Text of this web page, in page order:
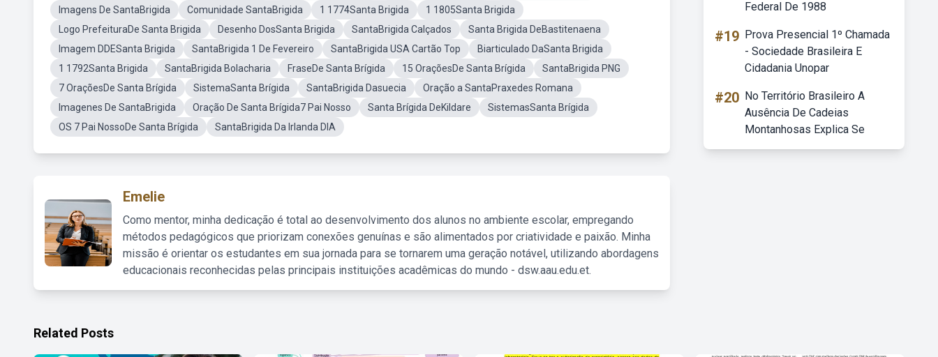
Imagens De SantaBrigida
Comunidade SantaBrigida 1 1774Santa Brigida
1 1805Santa Brigida
Logo PrefeituraDe Santa Brigida
Desenho DosSanta Brigida SantaBrigida Calçados
Santa Brigida DeBastitenaena
Imagem DDESanta Brigida
SantaBrigida 1 De Fevereiro SantaBrigida USA Cartão Top
Biarticulado DaSanta Brigida
1 1792Santa Brigida
SantaBrigida Bolacharia FraseDe Santa Brígida 15 OraçõesDe Santa Brígida
SantaBrigida PNG
7 OraçõesDe Santa Brígida
SistemaSanta Brígida SantaBrigida Dasuecia
Oração a SantaPraxedes Romana
Imagenes De SantaBrigida
Oração De Santa Brígida7 Pai Nosso Santa Brígida DeKildare
SistemasSanta Brígida
OS 7 Pai NossoDe Santa Brígida
SantaBrigida Da Irlanda DIA
Emelie
Como mentor, minha dedicação é total ao desenvolvimento dos alunos no ambiente escolar, empregando
métodos pedagógicos que priorizam conexões genuínas e são alimentados por criatividade e paixão. Minha
missão é orientar os estudantes em sua jornada para se tornarem uma geração notável, utilizando abordagens
educacionais reconhecidas pelas principais instituições acadêmicas do mundo - dsw.aau.edu.et.
Federal De 1988
#19 Prova Presencial 1º Chamada
- Sociedade Brasileira E
Cidadania Unopar
#20 No Território Brasileiro A
Ausência De Cadeias
Montanhosas Explica Se
Related Posts